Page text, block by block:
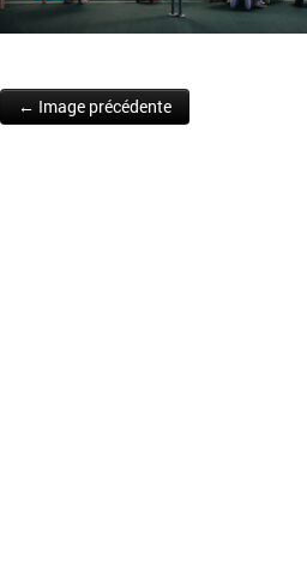
Post navigation
← Image précédente